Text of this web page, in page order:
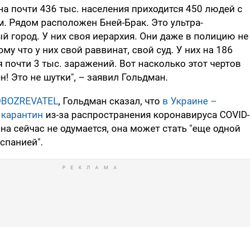
почти 436 тыс. населения приходится 450 людей с
Рядом расположен Бней-Брак. Это ультра-
город. У них своя иерархия. Они даже в полицию не
что у них свой раввинат, свой суд. У них на 186
почти 3 тыс. заражений. Вот насколько этот чертов
Это не шутки", – заявил Гольдман.
, Гольдман сказал, что в Украине –
из-за распространения коронавируса COVID-
сейчас не одумается, она может стать "еще одной